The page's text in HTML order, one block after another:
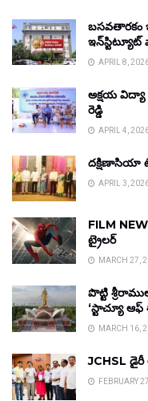
బసవతారకం
APRIL 8,
అక్షయ విద్యా
రెడ్డి
APRIL 4,
దక్షిణాసియా
APRIL 3,
FILM
ట్రైలర్
MARCH 27,
పొట్టి
‘స్టాచ్యూ ఆఫ్
MARCH 16,
JCHSL
FEBRUARY